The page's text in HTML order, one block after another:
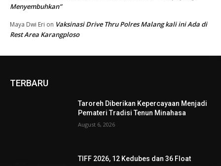
Menyembuhkan”
Maya Dwi Eri on Vaksinasi Drive Thru Polres Malang kali ini Ada di
Rest Area Karangploso
TERBARU
Taroreh Diberikan Kepercayaan Menjadi
Pemateri Tradisi Tenun Minahasa
August 6, 2026
TIFF 2026, 12 Kedubes dan 36 Float